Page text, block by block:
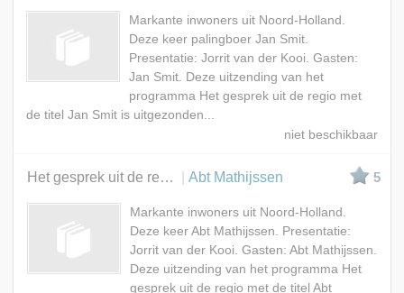
Markante inwoners uit Noord-Holland.
Deze keer palingboer Jan Smit.
Presentatie: Jorrit van der Kooi. Gasten:
Jan Smit. Deze uitzending van het
programma Het gesprek uit de regio met
de titel Jan Smit is uitgezonden...
Het gesprek uit de regio Abt Mathijssen 5
Markante inwoners uit Noord-Holland.
Deze keer Abt Mathijssen. Presentatie:
Jorrit van der Kooi. Gasten: Abt Mathijssen.
Deze uitzending van het programma Het
gesprek uit de regio met de titel Abt